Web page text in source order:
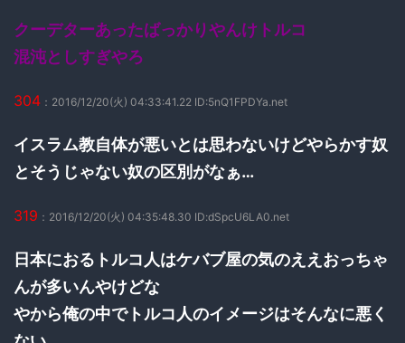
クーデターあったばっかりやんけトルコ
混沌としすぎやろ
304 ：2016/12/20(火) 04:33:41.22 ID:5nQ1FPDYa.net
イスラム教自体が悪いとは思わないけどやらかす奴
とそうじゃない奴の区別がなぁ…
319 ：2016/12/20(火) 04:35:48.30 ID:dSpcU6LA0.net
日本におるトルコ人はケバブ屋の気のええおっちゃ
んが多いんやけどな
やから俺の中でトルコ人のイメージはそんなに悪く